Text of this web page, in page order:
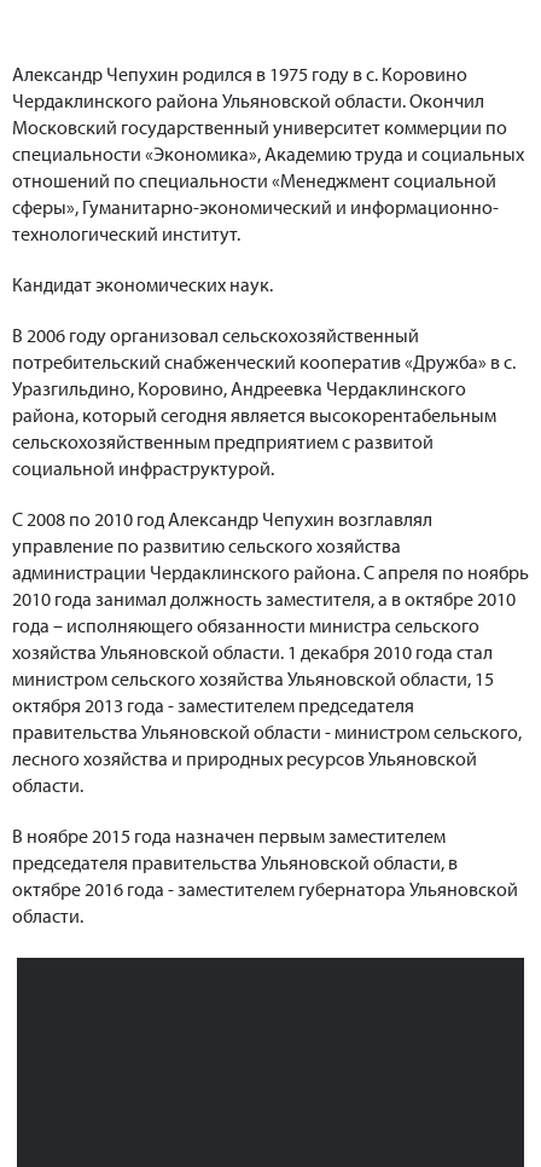
Александр Чепухин родился в 1975 году в с. Коровино
Чердаклинского района Ульяновской области. Окончил
Московский государственный университет коммерции по
специальности «Экономика», Академию труда и социальных
отношений по специальности «Менеджмент социальной
сферы», Гуманитарно-экономический и информационно-
технологический институт.
Кандидат экономических наук.
В 2006 году организовал сельскохозяйственный
потребительский снабженческий кооператив «Дружба» в с.
Уразгильдино, Коровино, Андреевка Чердаклинского
района, который сегодня является высокорентабельным
сельскохозяйственным предприятием с развитой
социальной инфраструктурой.
С 2008 по 2010 год Александр Чепухин возглавлял
управление по развитию сельского хозяйства
администрации Чердаклинского района. С апреля по ноябрь
2010 года занимал должность заместителя, а в октябре 2010
года – исполняющего обязанности министра сельского
хозяйства Ульяновской области. 1 декабря 2010 года стал
министром сельского хозяйства Ульяновской области, 15
октября 2013 года - заместителем председателя
правительства Ульяновской области - министром сельского,
лесного хозяйства и природных ресурсов Ульяновской
области.
В ноябре 2015 года назначен первым заместителем
председателя правительства Ульяновской области, в
октябре 2016 года - заместителем губернатора Ульяновской
области.